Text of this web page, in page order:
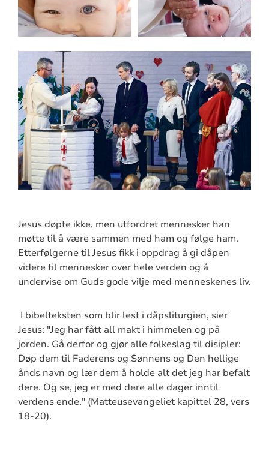
Jesus døpte ikke, men utfordret mennesker han
møtte til å være sammen med ham og følge ham.
Etterfølgerne til Jesus fikk i oppdrag å gi dåpen
videre til mennesker over hele verden og å
undervise om Guds gode vilje med menneskenes liv.
I bibelteksten som blir lest i dåpsliturgien, sier
Jesus: "Jeg har fått all makt i himmelen og på
jorden. Gå derfor og gjør alle folkeslag til disipler:
Døp dem til Faderens og Sønnens og Den hellige
ånds navn og lær dem å holde alt det jeg har befalt
dere. Og se, jeg er med dere alle dager inntil
verdens ende." (Matteusevangeliet kapittel 28, vers
18-20).